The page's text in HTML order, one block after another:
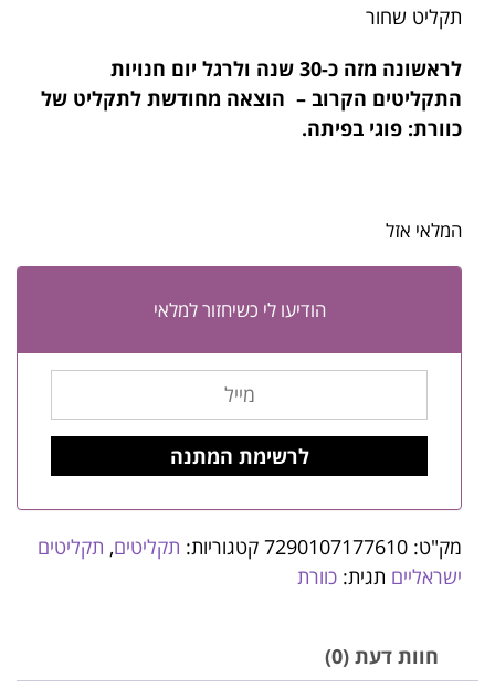
תקליט שחור
לראשונה מזה כ-30 שנה ולרגל יום חנויות
התקליטים הקרוב – הוצאה מחודשת לתקליט של
כוורת: פוגי בפיתה.
המלאי אזל
הודיעו לי כשיחזור למלאי
מק"ט: 7290107177610 קטגוריות: תקליטים, תקליטים
ישראליים תגית: כוורת
חוות דעת (0)